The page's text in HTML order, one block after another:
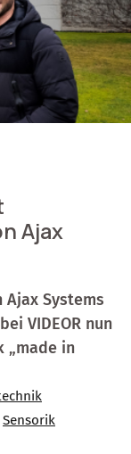
Ajax
Systems
VIDEOR nun
„made in
Sensorik